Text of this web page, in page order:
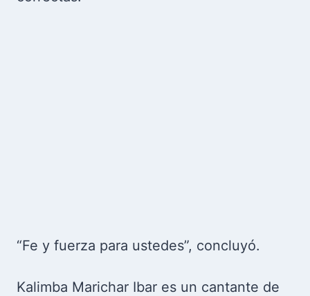
“Fe y fuerza para ustedes”, concluyó.
Kalimba Marichar Ibar es un cantante de